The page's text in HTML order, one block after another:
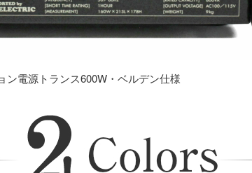
ン電源トランス600W・ベルデン仕様